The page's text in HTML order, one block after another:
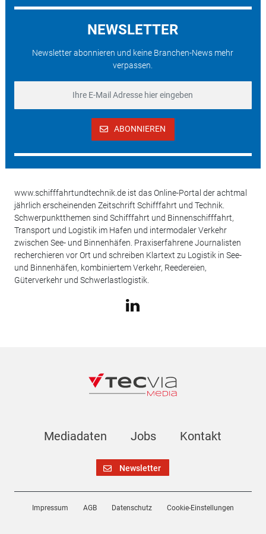
NEWSLETTER
Newsletter abonnieren und keine Branchen-News mehr
verpassen.
ABONNIEREN
www.schifffahrtundtechnik.de ist das Online-Portal der achtmal
jährlich erscheinenden Zeitschrift Schifffahrt und Technik.
Schwerpunktthemen sind Schifffahrt und Binnenschifffahrt,
Transport und Logistik im Hafen und intermodaler Verkehr
zwischen See- und Binnenhäfen. Praxiserfahrene Journalisten
recherchieren vor Ort und schreiben Klartext zu Logistik in See-
und Binnenhäfen, kombiniertem Verkehr, Reedereien,
Güterverkehr und Schwerlastlogistik.
Mediadaten Jobs Kontakt
Newsletter
Impressum AGB Datenschutz Cookie-Einstellungen